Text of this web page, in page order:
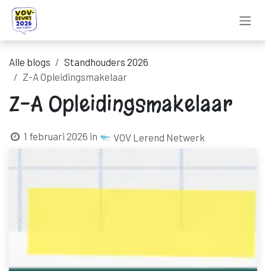
Overslaan naar inhoud
Alle blogs
Standhouders 2026
Z-A Opleidingsmakelaar
Z-A Opleidingsmakelaar
1 februari 2026 in VOV Lerend Netwerk